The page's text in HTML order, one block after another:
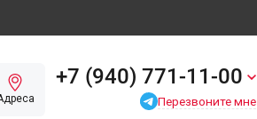
+7 (940) 771-11-00
Перезвоните мне